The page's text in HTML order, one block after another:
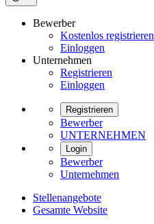
Bewerber
Kostenlos registrieren
Einloggen
Unternehmen
Registrieren
Einloggen
Registrieren
Bewerber
UNTERNEHMEN
Login
Bewerber
Unternehmen
Stellenangebote
Gesamte Website